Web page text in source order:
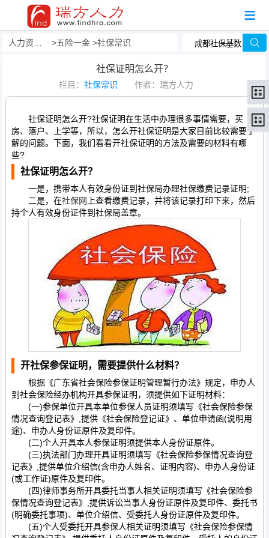
五险一金 社保常识
社保证明怎么开？
栏目： 社保常识 作者：瑞方人力
社保证明怎么开?社保证明在生活中办理很多事情需要，买
房、落户、上学等，所以，怎么开社保证明是大家目前比较需要了
解的问题。下面，我们看看开社保证明的方法及需要的材料有哪
些?
社保证明怎么开？
一是，携带本人有效身份证到社保局办理社保缴费记录证明;
二是，在社保网 上查看缴费记录，并将该记录打印下来，然后
持个人有效身份证件到社保局盖章。
开社保参保证明，需要提供什么材料？
根据《广东省社会保险参保证明管理暂行办法》规定，申办人
到社会保险经办机构开具参保证明，须提供如下证明材料：
(一)参保单位开具本单位参保人员证明须填写《社会保险参保
情况查询登记表》,提供《社会保险登记证》、单位申请函(说明用
途)、申办人身份证原件及复印件。
(二)个人开具本人参保证明须提供本人身份证原件。
(三)执法部门办理开具证明须填写《社会保险参保情况查询登
记表》,提供单位介绍信(含申办人姓名、证明内容)、申办人身份证
(或工作证)原件及复印件。
(四)律师事务所开具委托当事人相关证明须填写《社会保险参
保情况查询登记表》,提供诉讼当事人身份证原件及复印件、委托书
(明确委托事项)、单位介绍信、受委托人身份证原件及复印件。
(五)个人受委托开具参保人相关证明须填写《社会保险参保情